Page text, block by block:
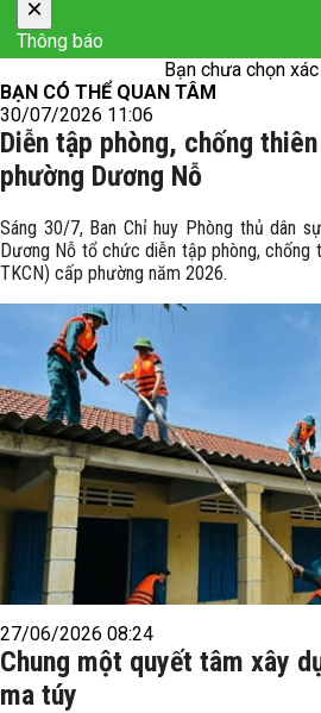
×
Thông báo
Bạn chưa chọn
BẠN CÓ THỂ QUAN TÂM
30/07/2026 11:06
Diễn tập phòng, chống
phường Dương Nỗ
Sáng 30/7, Ban Chỉ huy Phòng thủ dân
Dương Nỗ tổ chức diễn tập phòng,
TKCN) cấp phường năm 2026.
27/06/2026 08:24
Chung một quyết tâm xây
ma túy